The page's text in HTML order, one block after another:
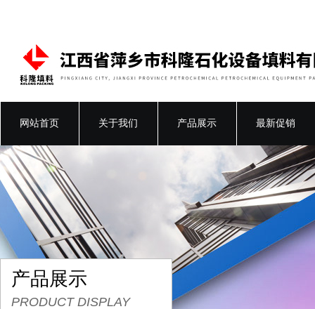
网站首页 关于我们 产品展示 最新促销
产品展示
PRODUCT DISPLAY